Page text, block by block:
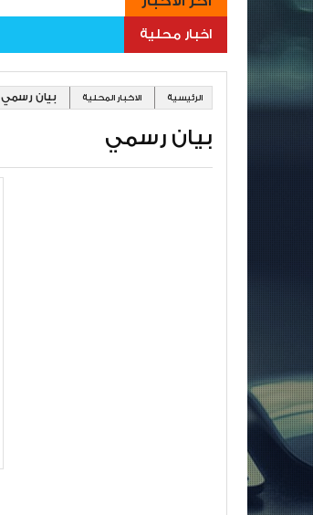
اخبار محلية
الرئيسية الاخبار المحلية بيان رسمي
بيان رسمي